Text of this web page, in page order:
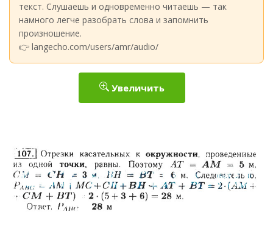
текст. Слушаешь и одновременно читаешь — так
намного легче разобрать слова и запомнить
произношение.
👉 langecho.com/users/amr/audio/
Увеличить